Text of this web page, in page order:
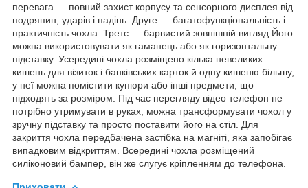
перевага — повний захист корпусу та сенсорного дисплея від
подряпин, ударів і падінь. Друге — багатофункціональність і
практичність чохла. Третє — барвистий зовнішній вигляд.Його
можна використовувати як гаманець або як горизонтальну
підставку. Усередині чохла розміщено кілька невеликих
кишень для візиток і банківських карток й одну кишеню більшу,
у неї можна помістити купюри або інші предмети, що
підходять за розміром. Під час перегляду відео телефон не
потрібно утримувати в руках, можна трансформувати чохол у
зручну підставку та просто поставити його на стіл. Для
закриття чохла передбачена застібка на магніті, яка запобігає
випадковим відкриттям. Всередині чохла розміщений
силіконовий бампер, він же слугує кріпленням до телефона.